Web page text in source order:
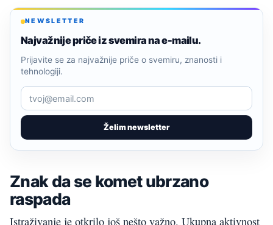
NEWSLETTER
Najvažnije priče iz svemira na e-mailu.
Želim newsletter
Prijavite se za najvažnije priče o svemiru, znanosti i
tehnologiji.
Znak da se komet ubrzano
raspada
Istraživanje je otkrilo još nešto važno. Ukupna aktivnost